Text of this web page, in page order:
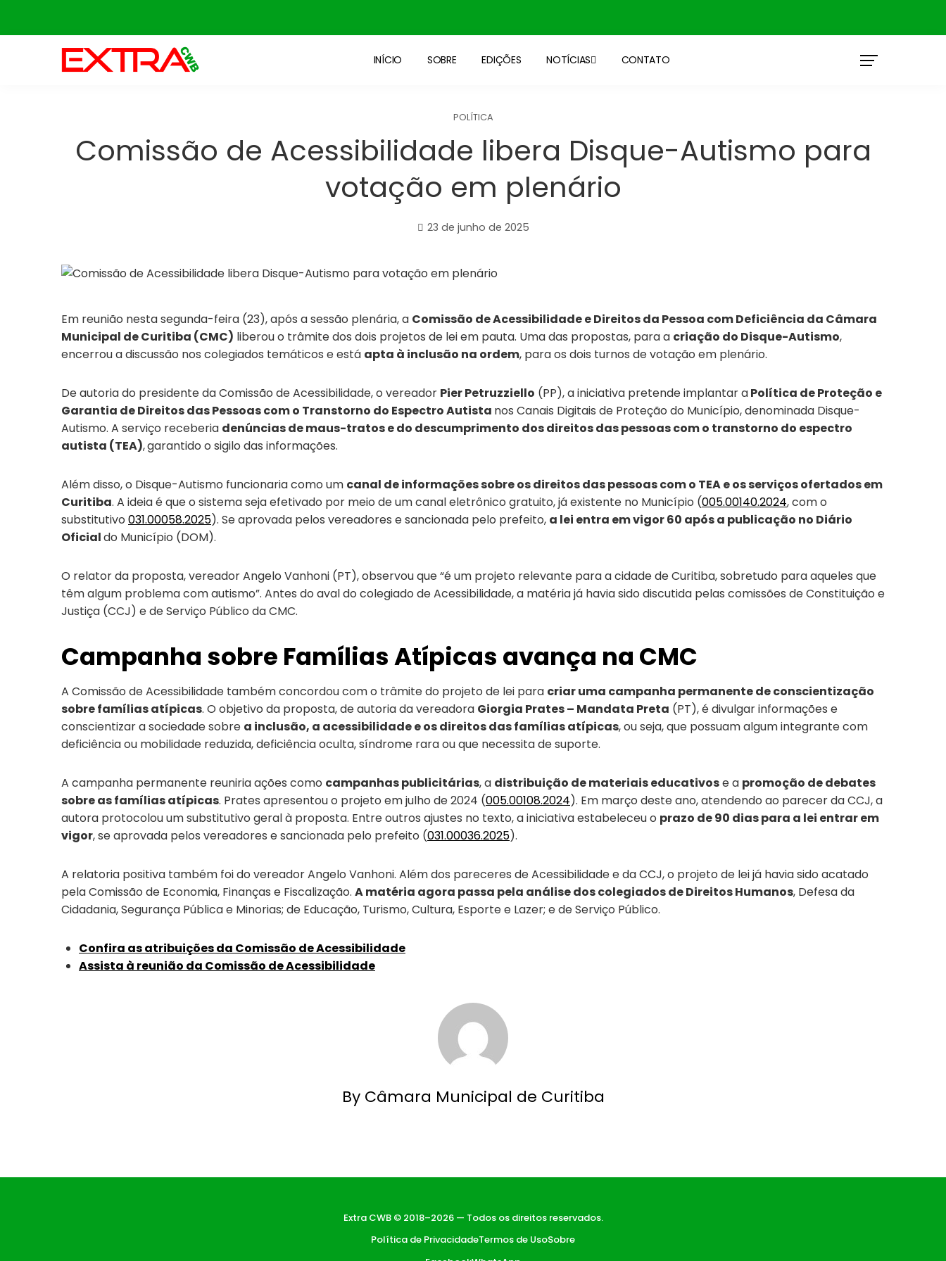
INÍCIO SOBRE EDIÇÕES NOTÍCIAS CONTATO
POLÍTICA
Comissão de Acessibilidade libera Disque-Autismo para
votação em plenário
23 de junho de 2025
Em reunião nesta segunda-feira (23), após a sessão plenária, a Comissão de Acessibilidade e Direitos da Pessoa com Deficiência da Câmara
Municipal de Curitiba (CMC) liberou o trâmite dos dois projetos de lei em pauta. Uma das propostas, para a criação do Disque-Autismo,
encerrou a discussão nos colegiados temáticos e está apta à inclusão na ordem, para os dois turnos de votação em plenário.
De autoria do presidente da Comissão de Acessibilidade, o vereador Pier Petruzziello (PP), a iniciativa pretende implantar aPolítica de Proteção e
Garantia de Direitos das Pessoas com o Transtorno do Espectro Autista nos Canais Digitais de Proteção do Município, denominada Disque-
Autismo. A serviço receberia denúncias de maus-tratos e do descumprimento dos direitos das pessoas com o transtorno do espectro
autista (TEA),garantido o sigilo das informações.
Além disso, o Disque-Autismo funcionaria como um canal de informações sobre os direitos das pessoas com o TEA e os serviços ofertados em
Curitiba. A ideia é que o sistema seja efetivado por meio de um canal eletrônico gratuito, já existente no Município (005.00140.2024, com o
substitutivo 031.00058.2025). Se aprovada pelos vereadores e sancionada pelo prefeito, a lei entra em vigor 60 após a publicação no Diário
Oficialdo Município (DOM).
O relator da proposta, vereador Angelo Vanhoni (PT), observou que “é um projeto relevante para a cidade de Curitiba, sobretudo para aqueles que
têm algum problema com autismo”. Antes do aval do colegiado de Acessibilidade, a matéria já havia sido discutida pelas comissões de Constituição e
Justiça (CCJ) e de Serviço Público da CMC.
Campanha sobre Famílias Atípicas avança na CMC
A Comissão de Acessibilidade também concordou com o trâmite do projeto de lei para criar uma campanha permanente de conscientização
sobre famílias atípicas. O objetivo da proposta, de autoria da vereadora Giorgia Prates – Mandata Preta (PT), é divulgar informações e
conscientizar a sociedade sobre a inclusão, a acessibilidade e os direitos das famílias atípicas, ou seja, que possuam algum integrante com
deficiência ou mobilidade reduzida, deficiência oculta, síndrome rara ou que necessita de suporte.
A campanha permanente reuniria ações como campanhas publicitárias, a distribuição de materiais educativose a promoção de debates
sobre as famílias atípicas. Prates apresentou o projeto em julho de 2024 (005.00108.2024). Em março deste ano, atendendo ao parecer da CCJ, a
autora protocolou um substitutivo geral à proposta. Entre outros ajustes no texto, a iniciativa estabeleceu o prazo de 90 dias para a lei entrar em
vigor, se aprovada pelos vereadores e sancionada pelo prefeito (031.00036.2025).
A relatoria positiva também foi do vereador Angelo Vanhoni. Além dos pareceres de Acessibilidade e da CCJ, o projeto de lei já havia sido acatado
pela Comissão de Economia, Finanças e Fiscalização. Amatéria agora passa pela análise doscolegiadosde Direitos Humanos, Defesa da
Cidadania, Segurança Pública e Minorias; de Educação, Turismo, Cultura, Esporte e Lazer; e de Serviço Público.
Confira as atribuições da Comissão de Acessibilidade
Assista à reunião da Comissão de Acessibilidade
By Câmara Municipal de Curitiba
Extra CWB © 2018–2026 — Todos os direitos reservados.
Política de PrivacidadeTermos de UsoSobre